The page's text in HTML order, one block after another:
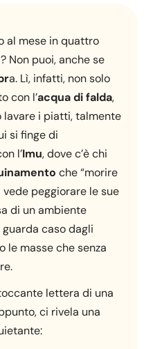
al mese in quattro
Non puoi, anche se
a. Lì, infatti, non solo
con l’acqua di falda,
lavare i piatti, talmente
si finge di
l’Imu, dove c’è chi
che “morire
vede peggiorare le sue
di un ambiente
caso dagli
le masse che senza
lettera di una
ci rivela una